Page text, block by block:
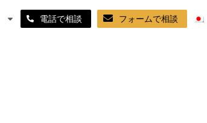
電話で相談 フォームで相談